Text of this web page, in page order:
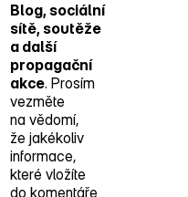
Blog, sociální
sítě, soutěže
a další
propagační
akce. Prosím
vezměte
na vědomí,
že jakékoliv
informace,
které vložíte
do komentáře